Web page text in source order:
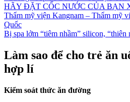
HÃY ĐẶT CỐC NƯỚC CỦA BẠN
Thẩm mỹ viện Kangnam – Thẩm mỹ
Quốc
Bị spa lởm “tiêm nhầm” silicon,
Làm sao để cho trẻ ăn
hợp lí
Kiểm soát thức ăn đường